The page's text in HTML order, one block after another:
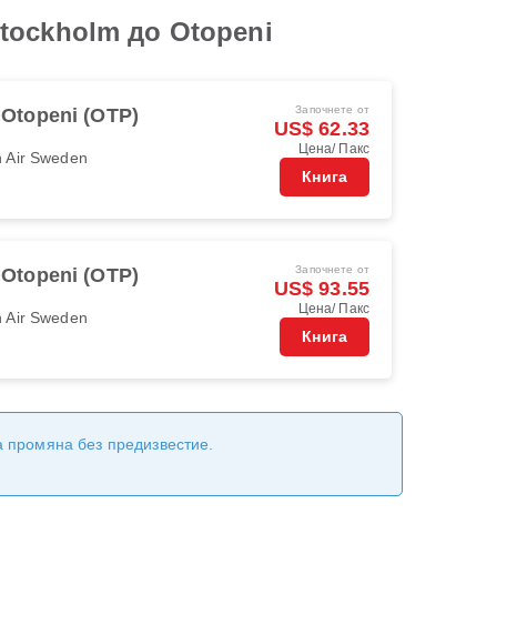
до Otopeni
Otopeni (OTP)
Air Sweden
Започнете от
US$ 62.33
Цена/ Пакс
Книга
Otopeni (OTP)
Air Sweden
Започнете от
US$ 93.55
Цена/ Пакс
Книга
без предизвестие.